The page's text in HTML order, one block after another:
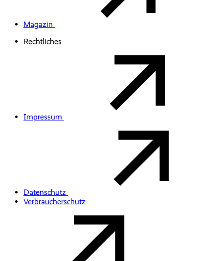
Magazin
Rechtliches
Impressum
Datenschutz
Verbraucherschutz